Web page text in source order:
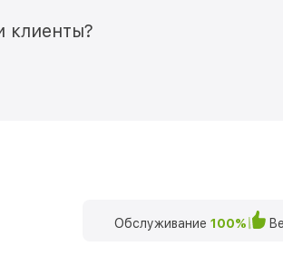
клиенты?
Обслуживание 100%